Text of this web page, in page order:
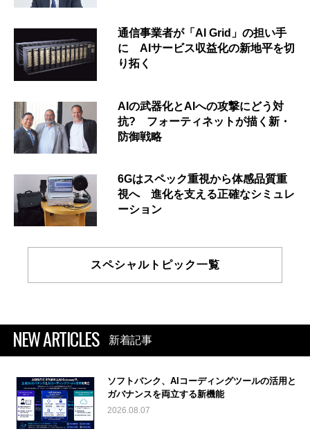
通信事業者が「AI Grid」の担い手
に AIサービス収益化の新地平を切
り拓く
AIの武器化とAIへの攻撃にどう対
抗? フォーティネットが描く新・
防御戦略
6Gはスペック重視から体感品質重
視へ 進化を支える正確なシミュレ
ーション
スペシャルトピック一覧
NEW ARTICLES 新着記事
ソフトバンク、AIコーディングツールの活用と
ガバナンスを両立する新機能
2026.08.07